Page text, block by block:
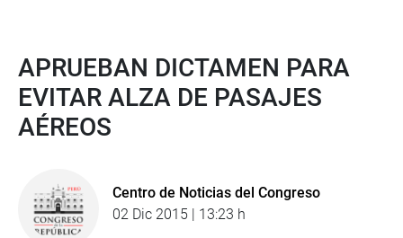
APRUEBAN DICTAMEN PARA
EVITAR ALZA DE PASAJES
AÉREOS
Centro de Noticias del Congreso
02 Dic 2015 | 13:23 h